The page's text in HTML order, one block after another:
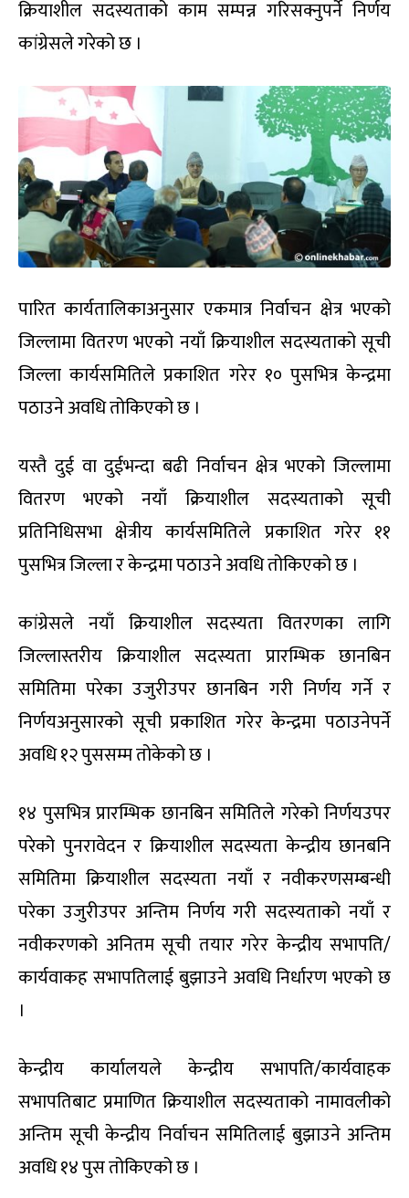
क्रियाशील सदस्यताको काम सम्पन्न गरिसक्नुपर्ने निर्णय
कांग्रेसले गरेको छ ।
पारित कार्यतालिकाअनुसार एकमात्र निर्वाचन क्षेत्र भएको
जिल्लामा वितरण भएको नयाँ क्रियाशील सदस्यताको सूची
जिल्ला कार्यसमितिले प्रकाशित गरेर १० पुसभित्र केन्द्रमा
पठाउने अवधि तोकिएको छ ।
यस्तै दुई वा दुईभन्दा बढी निर्वाचन क्षेत्र भएको जिल्लामा
वितरण भएको नयाँ क्रियाशील सदस्यताको सूची
प्रतिनिधिसभा क्षेत्रीय कार्यसमितिले प्रकाशित गरेर ११
पुसभित्र जिल्ला र केन्द्रमा पठाउने अवधि तोकिएको छ ।
कांग्रेसले नयाँ क्रियाशील सदस्यता वितरणका लागि
जिल्लास्तरीय क्रियाशील सदस्यता प्रारम्भिक छानबिन
समितिमा परेका उजुरीउपर छानबिन गरी निर्णय गर्ने र
निर्णयअनुसारको सूची प्रकाशित गरेर केन्द्रमा पठाउनेपर्ने
अवधि १२ पुससम्म तोकेको छ ।
१४ पुसभित्र प्रारम्भिक छानबिन समितिले गरेको निर्णयउपर
परेको पुनरावेदन र क्रियाशील सदस्यता केन्द्रीय छानबनि
समितिमा क्रियाशील सदस्यता नयाँ र नवीकरणसम्बन्धी
परेका उजुरीउपर अन्तिम निर्णय गरी सदस्यताको नयाँ र
नवीकरणको अनितम सूची तयार गरेर केन्द्रीय सभापति/
कार्यवाकह सभापतिलाई बुझाउने अवधि निर्धारण भएको छ
।
केन्द्रीय कार्यालयले केन्द्रीय सभापति/कार्यवाहक
सभापतिबाट प्रमाणित क्रियाशील सदस्यताको नामावलीको
अन्तिम सूची केन्द्रीय निर्वाचन समितिलाई बुझाउने अन्तिम
अवधि १४ पुस तोकिएको छ ।